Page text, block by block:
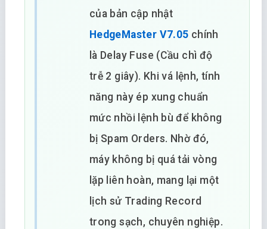
của bản cập nhật
HedgeMaster V7.05 chính
là Delay Fuse (Cầu chì độ
trễ 2 giây). Khi vá lệnh, tính
năng này ép xung chuẩn
mức nhồi lệnh bù để không
bị Spam Orders. Nhờ đó,
máy không bị quá tải vòng
lặp liên hoàn, mang lại một
lịch sử Trading Record
trong sạch, chuyên nghiệp.